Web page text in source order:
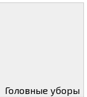
Головные уборы